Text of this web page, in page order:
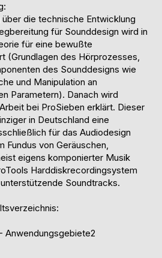
die technische Entwicklung
für Sounddesign wird in
für eine bewußte
(Grundlagen des Hörprozesses,
des Sounddesigns wie
und Manipulation an
Parametern). Danach wird
bei ProSieben erklärt. Dieser
in Deutschland eine
für das Audiodesign
Fundus von Geräuschen,
eigens komponierter Musik
Harddiskrecordingsystem
Soundtracks.
Anwendungsgebiete2